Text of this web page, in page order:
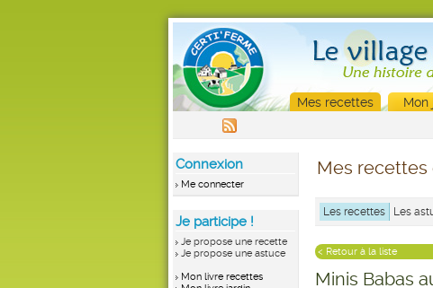
Mes recettes Mon
Connexion
Me connecter
Je participe !
Je propose une recette
Je propose une astuce
Mon livre recettes
Mes recettes
Les recettes Les
< Retour à la liste
Minis Babas